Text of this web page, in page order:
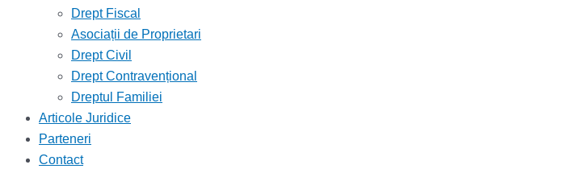
Drept Fiscal
Asociații de Proprietari
Drept Civil
Drept Contravențional
Dreptul Familiei
Articole Juridice
Parteneri
Contact